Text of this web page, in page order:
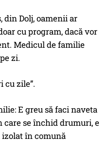
din Dolj, oamenii ar
cu program, dacă vor
Medicul de familie
zi.
cu zile”.
E greu să faci naveta
care se închid drumuri, e
în comună